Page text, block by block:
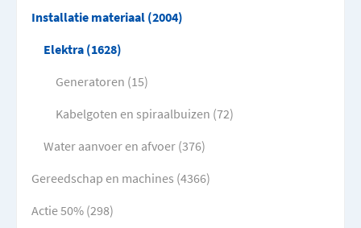
Installatie materiaal (2004)
Elektra (1628)
Generatoren (15)
Kabelgoten en spiraalbuizen (72)
Water aanvoer en afvoer (376)
Gereedschap en machines (4366)
Actie 50% (298)